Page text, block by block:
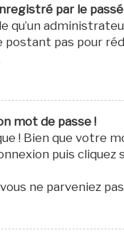
par le
qu’un
postant pas pour
mot de passe !
! Bien que votre
puis cliquez
ne parveniez